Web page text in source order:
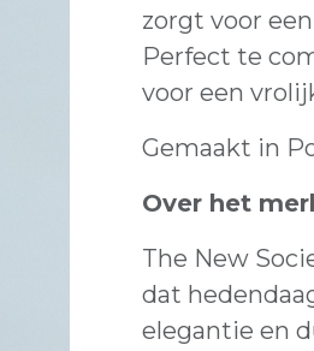
zorgt voor
Perfect te
voor een
Gemaakt in
Over het
The New
dat
elegantie en